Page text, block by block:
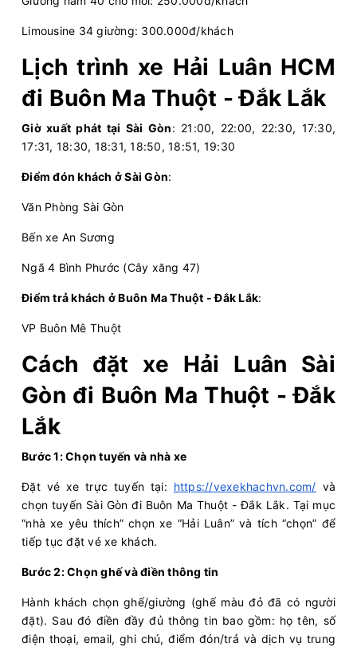
Limousine 24 Phòng
Giá vé: 400.000 Còn trống: Chọn mua
18:00
Bến xe An Sương Bến xe Krông Năng
Hải Luân
Giá vé:450.000
18:0010/08/2026 11/08
Bến xe An Sương Văn phòng Buôn Hồ
Giá vé:400.000 Còn trống:12 Chọn mua
18:01
Sương
Thuột
Hải Luân Limousine 34 giường
Giá vé:330.000 Còn trống:16 Chọn mua
10/08/2026 11/08
Bến xe An Sương Bến xe Krông Năng
Hải Luân Limousine 34 giường
Limousine 34 giường: 300.000đ/khách
Lịch trình xe Hải Luân HCM
đi Buôn Ma Thuột - Đắk Lắk
Giờ xuất phát tại Sài Gòn: 21:00, 22:00, 22:30, 17:30,
17:31, 18:30, 18:31, 18:50, 18:51, 19:30
Điểm đón khách ở Sài Gòn:
Văn Phòng Sài Gòn
Bến xe An Sương
Ngã 4 Bình Phước (Cây xăng 47)
Điểm trả khách ở Buôn Ma Thuột - Đắk Lắk:
VP Buôn Mê Thuột
Cách đặt xe Hải Luân Sài
Gòn đi Buôn Ma Thuột - Đắk
Lắk
Bước 1: Chọn tuyến và nhà xe
Đặt vé xe trực tuyến tại: https://vexekhachvn.com/ và
chọn tuyến Sài Gòn đi Buôn Ma Thuột - Đắk Lắk. Tại mục
“nhà xe yêu thích” chọn xe “Hải Luân” và tích “chọn” để
tiếp tục đặt vé xe khách.
Bước 2: Chọn ghế và điền thông tin
Hành khách chọn ghế/giường (ghế màu đỏ đã có người
đặt). Sau đó điền đầy đủ thông tin bao gồm: họ tên, số
điện thoại, email, ghi chú, điểm đón/trả và dịch vụ trung